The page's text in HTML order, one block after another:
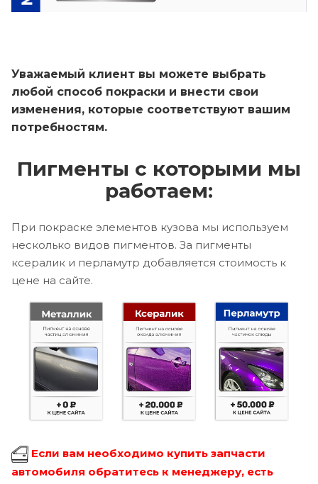
Уважаемый клиент вы можете выбрать
любой способ покраски и внести свои
изменения, которые соответствуют вашим
потребностям.
Пигменты с которыми мы
работаем:
При покраске элементов кузова мы используем
несколько видов пигментов. За пигменты
ксералик и перламутр добавляется стоимость к
цене на сайте.
Если вам необходимо купить запчасти
автомобиля обратитесь к менеджеру, есть